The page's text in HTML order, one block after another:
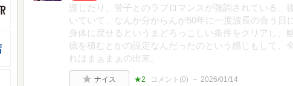
護したり、蛍子とのラブロマンスが強調されている。
いていて、なんか分からんが50年に一度波長の合う日
身体に戻せるというまどろっこしい条件をクリアし、
徳を積むとかの設定なんだったのという感じもして、
れはまぁまぁの出来。
ナイス ★2 コメント(0) 2026/01/14